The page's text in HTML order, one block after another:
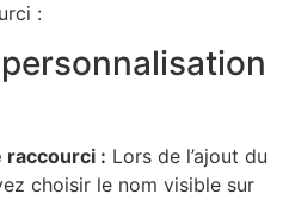
:
raccourci : Lors de l’ajout du
choisir le nom visible sur